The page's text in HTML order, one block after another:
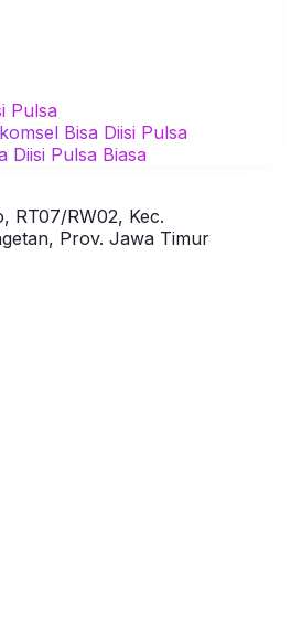
Pulsa
Bisa Diisi Pulsa
Diisi Pulsa Biasa
RT07/RW02, Kec.
Prov. Jawa Timur